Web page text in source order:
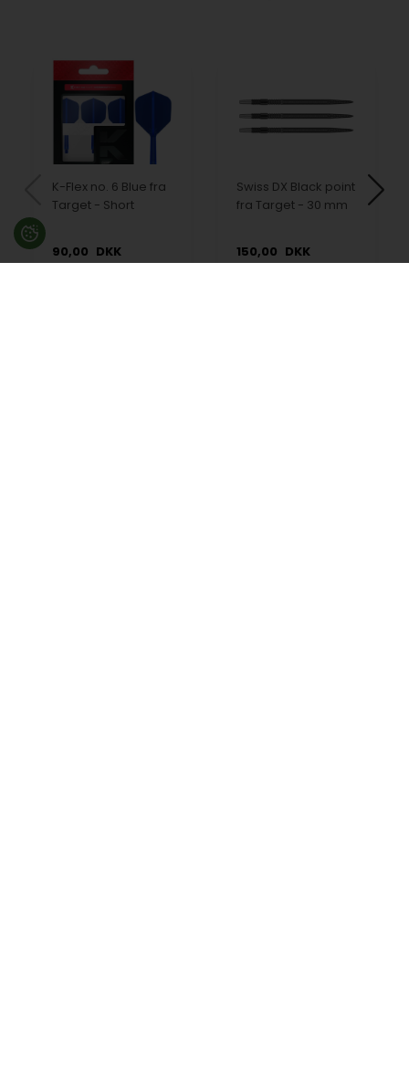
K-Flex no. 6 Blue fra
Target - Short
90,00 DKK
Swiss DX Black point
fra Target - 30 mm
150,00 DKK